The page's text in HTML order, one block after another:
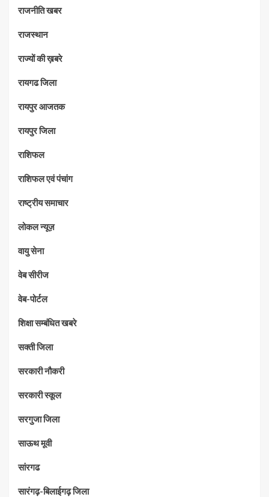
राजनीति खबर
राजस्थान
राज्यों की ख़बरे
रायगढ जिला
रायपुर आजतक
रायपुर जिला
राशिफल
राशिफल एवं पंचांग
राष्ट्रीय समाचार
लोकल न्यूज़
वायु सेना
वेब सीरीज
वेब-पोर्टल
शिक्षा सम्बंधित खबरे
सक्ती जिला
सरकारी नौकरी
सरकारी स्कूल
सरगुजा जिला
साऊथ मूवी
सांरगढ
सारंगढ़-बिलाईगढ़ जिला